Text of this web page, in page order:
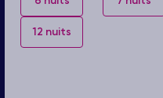
12 nuits